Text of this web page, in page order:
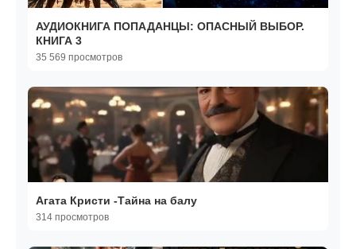
АУДИОКНИГА ПОПАДАНЦЫ: ОПАСНЫЙ ВЫБОР.
КНИГА 3
35 569 просмотров
Агата Кристи -Тайна на балу
314 просмотров